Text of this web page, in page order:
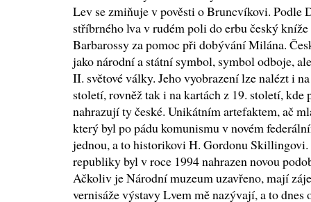
Lev se zmiňuje v pověsti o Bruncvíkovi.
stříbrného lva v rudém poli do erbu český
Barbarossy za pomoc při dobývání Milána.
jako národní a státní symbol, symbol odboje,
II. světové války. Jeho vyobrazení lze nalézt i
století, rovněž tak i na kartách z 19. století,
nahrazují ty české. Unikátním artefaktem, ač
který byl po pádu komunismu v novém
jednou, a to historikovi H. Gordonu Skillingovi.
republiky byl v roce 1994 nahrazen novou
Ačkoliv je Národní muzeum uzavřeno, mají
vernisáže výstavy Lvem mě nazývají, a to dnes